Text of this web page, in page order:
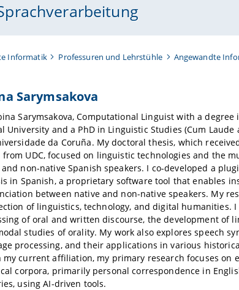
Informatik Professuren und Lehrstühle Angewandte
Sarymsakova
Sarymsakova, Computational Linguist with a
University and a PhD in Linguistic Studies (Cum
da Coruña. My doctoral thesis, which
from UDC, focused on linguistic technologies and the
non-native Spanish speakers. I co-developed a
in Spanish, a proprietary software tool that enables
between native and non-native speakers. My
of linguistics, technology, and digital humanities.
of oral and written discourse, the development of
studies of orality. My work also explores speech
processing, and their applications in various
my current affiliation, my primary research focuses on
corpora, primarily personal correspondence in
using AI-driven tools.